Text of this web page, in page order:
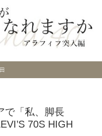
で「私、脚長
70S HIGH